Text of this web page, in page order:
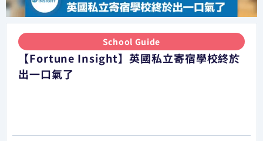
School Guide
【Fortune Insight】英國私立寄宿學校終於
出一口氣了